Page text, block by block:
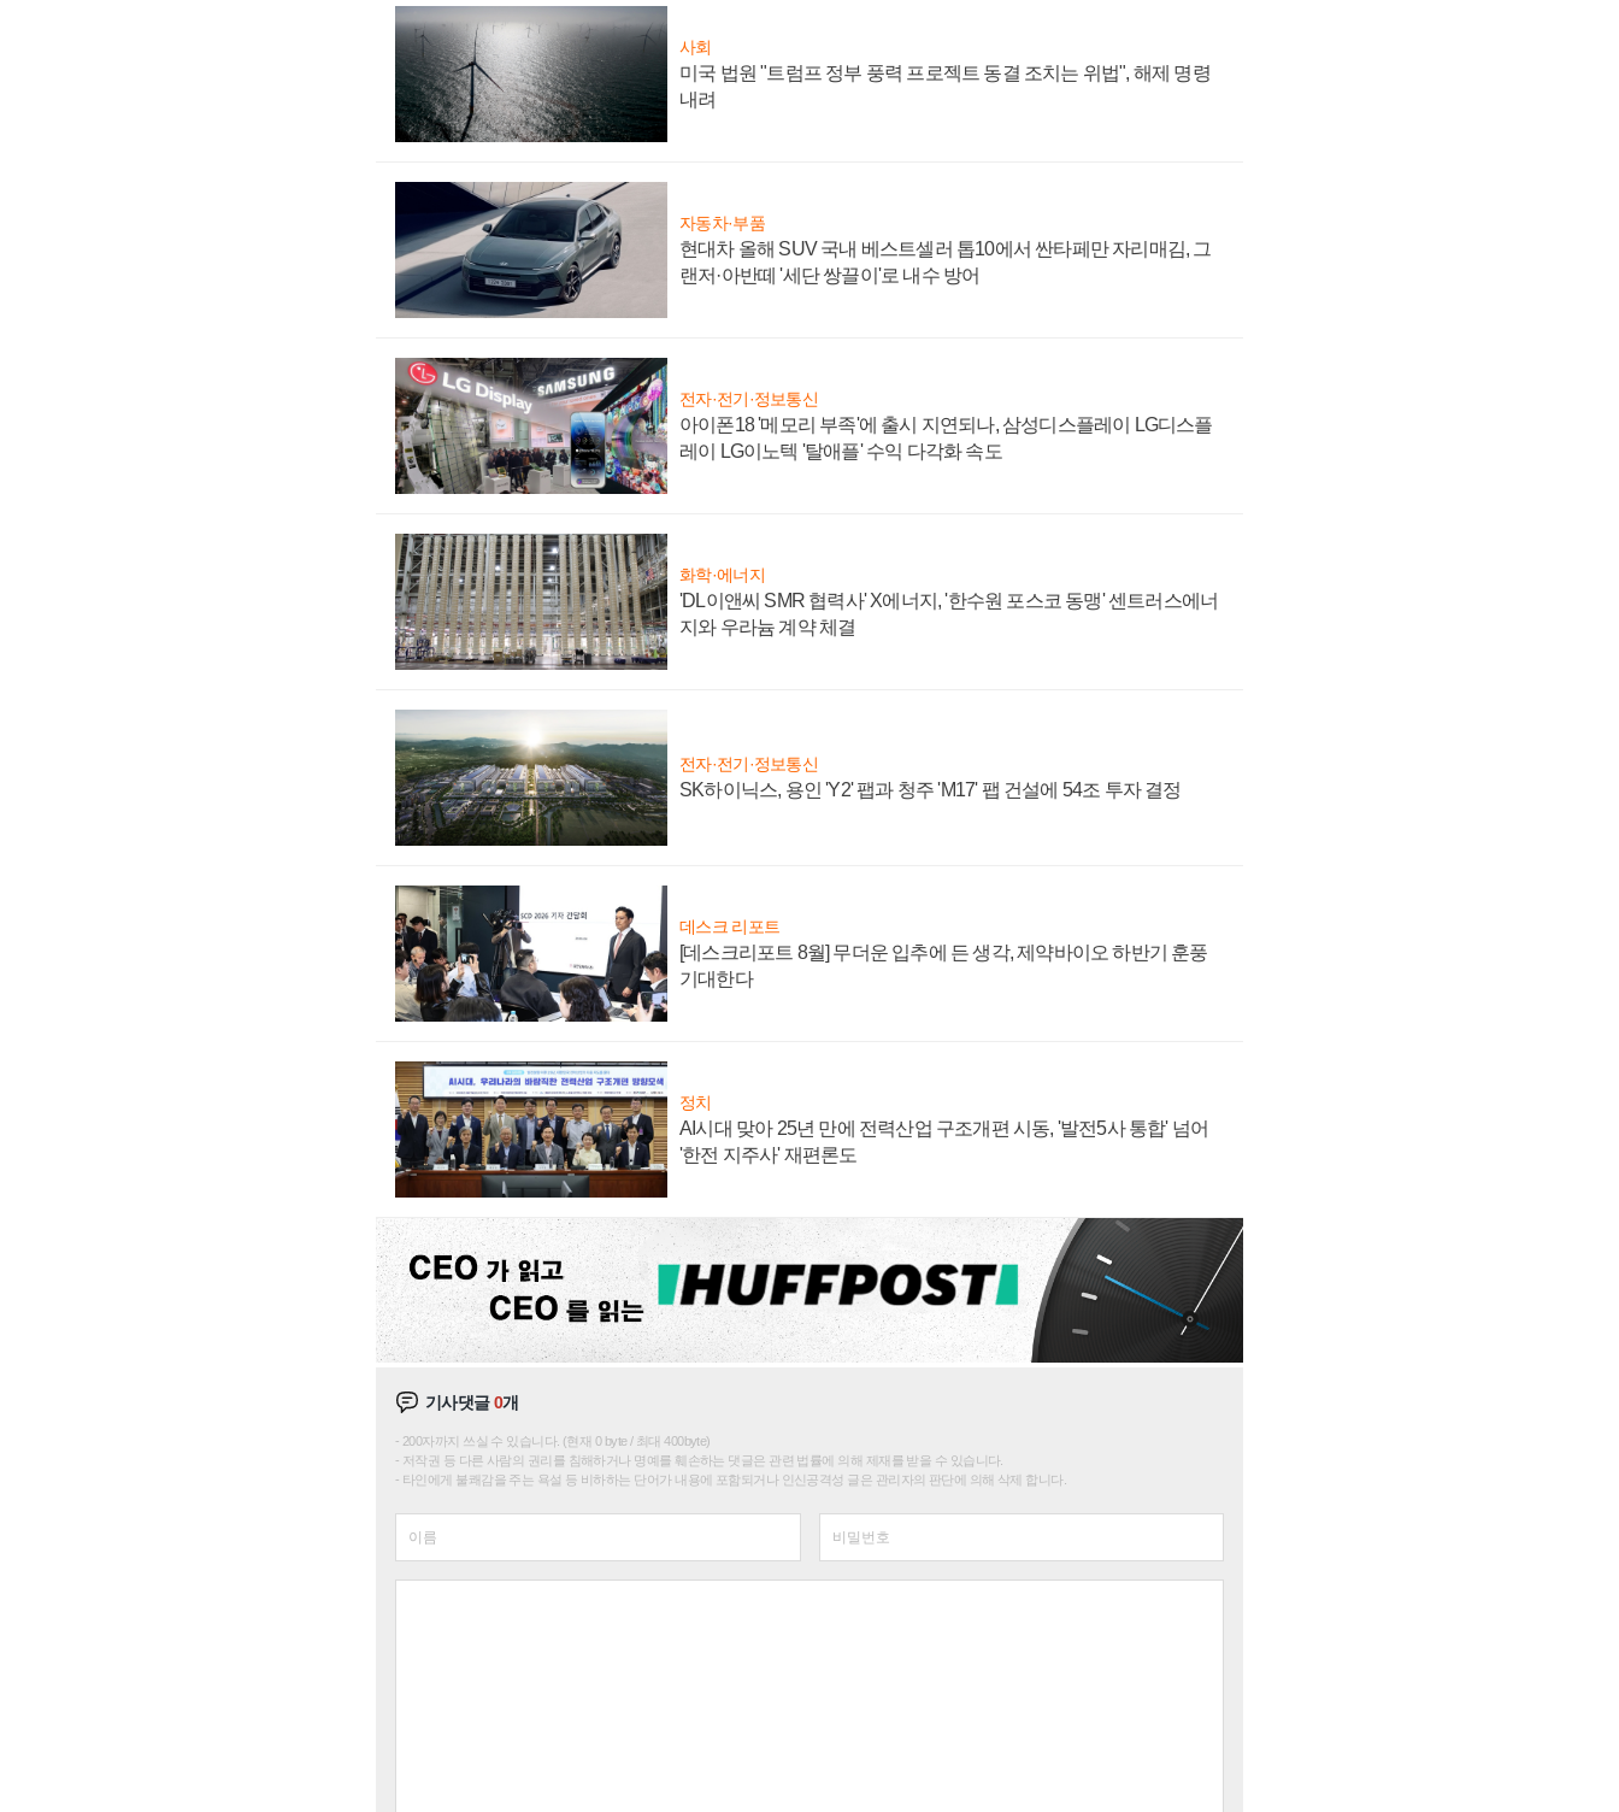
사회
미국 법원 "트럼프 정부 풍력 프로젝트 동결 조치는 위법", 해제 명령
내려
자동차·부품
현대차 올해 SUV 국내 베스트셀러 톱10에서 싼타페만 자리매김, 그
랜저·아반떼 '세단 쌍끌이'로 내수 방어
전자·전기·정보통신
아이폰18 '메모리 부족'에 출시 지연되나, 삼성디스플레이 LG디스플
레이 LG이노텍 '탈애플' 수익 다각화 속도
화학·에너지
'DL이앤씨 SMR 협력사' X에너지, '한수원 포스코 동맹' 센트러스에너
지와 우라늄 계약 체결
전자·전기·정보통신
SK하이닉스, 용인 'Y2' 팹과 청주 'M17' 팹 건설에 54조 투자 결정
데스크 리포트
[데스크리포트 8월] 무더운 입추에 든 생각, 제약바이오 하반기 훈풍
기대한다
정치
AI시대 맞아 25년 만에 전력산업 구조개편 시동, '발전5사 통합' 넘어
'한전 지주사' 재편론도
기사댓글0개
200자까지 쓰실 수 있습니다. (현재 0 byte / 최대 400byte)
저작권 등 다른 사람의 권리를 침해하거나 명예를 훼손하는 댓글은 관련 법률에 의해 제재를 받을 수 있습니다.
타인에게 불쾌감을 주는 욕설 등 비하하는 단어가 내용에 포함되거나 인신공격성 글은 관리자의 판단에 의해 삭제 합니다.